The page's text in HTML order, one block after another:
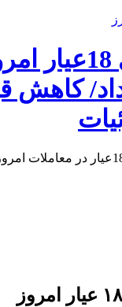
قیمت طلای
12خرداد/